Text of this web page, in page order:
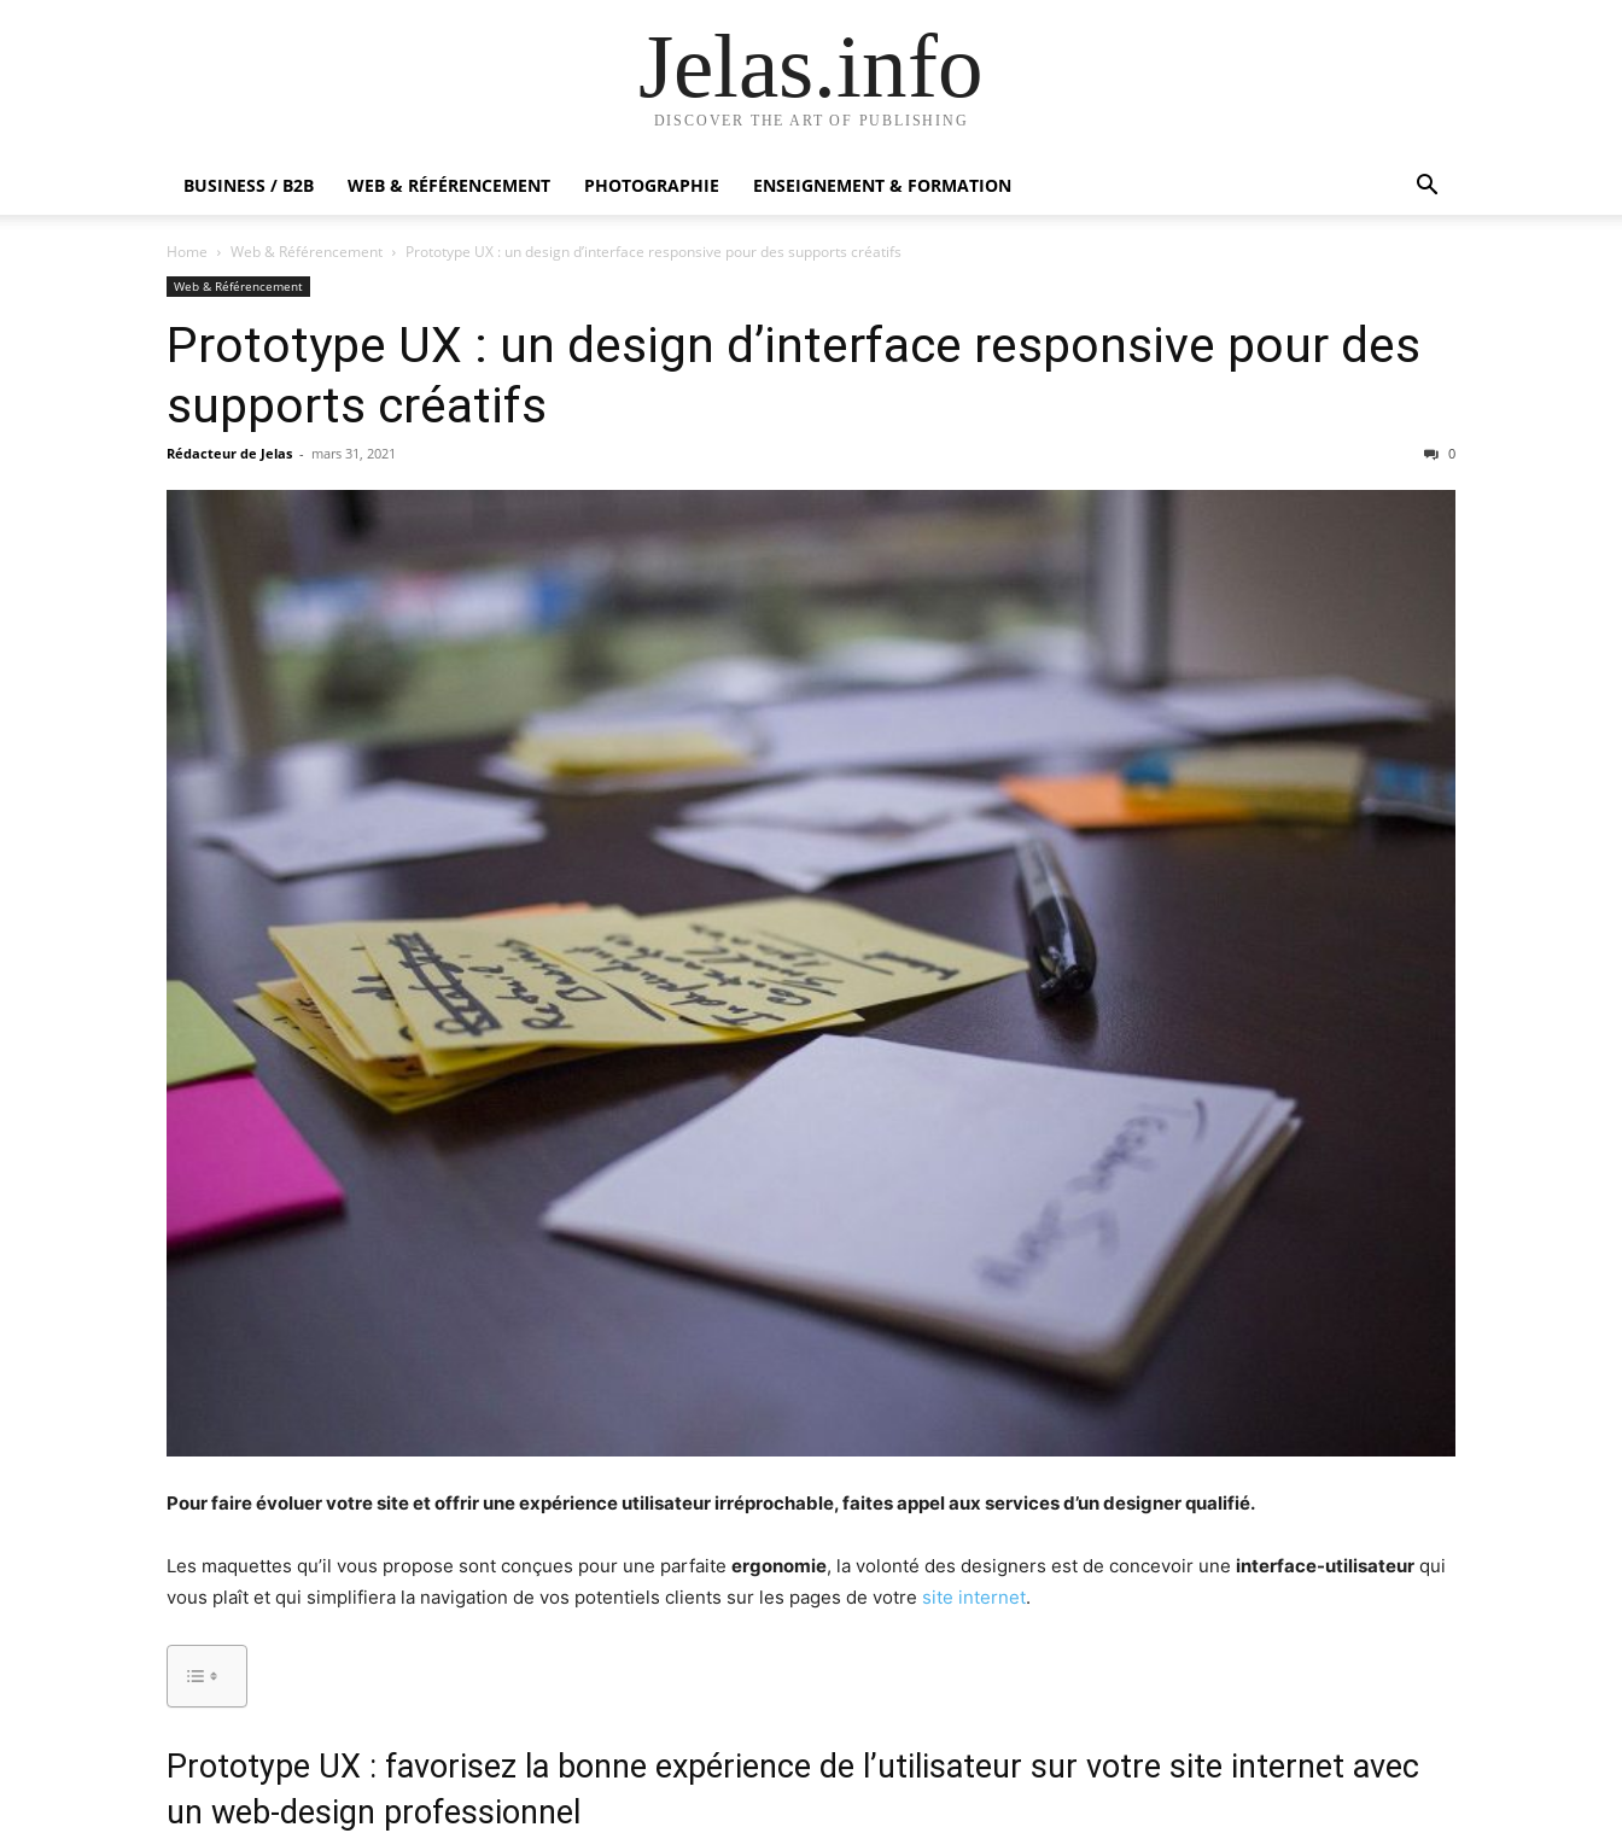
Jelas.info
DISCOVER THE ART OF PUBLISHING
BUSINESS / B2B WEB & RÉFÉRENCEMENT PHOTOGRAPHIE ENSEIGNEMENT & FORMATION
Home Web & Référencement Prototype UX : un design d’interface responsive pour des supports créatifs
Web & Référencement
Prototype UX : un design d’interface responsive pour des
supports créatifs
Rédacteur de Jelas - mars 31, 2021 0
Pour faire évoluer votre site et offrir une expérience utilisateur irréprochable, faites appel aux services d’un designer qualifié.
Les maquettes qu’il vous propose sont conçues pour une parfaite ergonomie, la volonté des designers est de concevoir une interface-utilisateur qui
vous plaît et qui simplifiera la navigation de vos potentiels clients sur les pages de votre site internet.
Prototype UX : favorisez la bonne expérience de l’utilisateur sur votre site internet avec
un web-design professionnel